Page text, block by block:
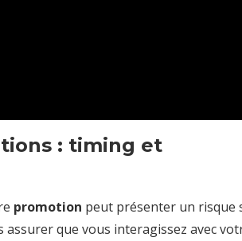
: timing et
promotion peut présenter un risque
assurer que vous interagissez avec